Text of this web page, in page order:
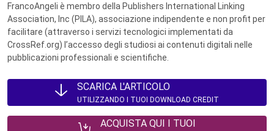
FrancoAngeli è membro della Publishers International Linking
Association, Inc (PILA), associazione indipendente e non profit per
facilitare (attraverso i servizi tecnologici implementati da
CrossRef.org) l’accesso degli studiosi ai contenuti digitali nelle
pubblicazioni professionali e scientifiche.
SCARICA L'ARTICOLO
UTILIZZANDO I TUOI DOWNLOAD CREDIT
ACQUISTA QUI I TUOI